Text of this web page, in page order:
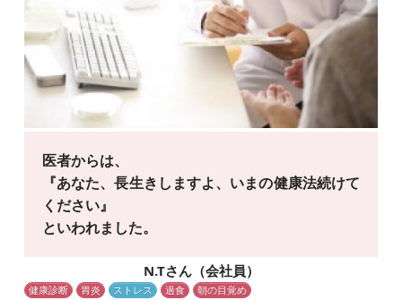
医者からは、
『あなた、長生きしますよ、いまの健康法続けて
ください』
といわれました。
N.Tさん（会社員）
健康診断 胃炎 ストレス 過食 朝の目覚め